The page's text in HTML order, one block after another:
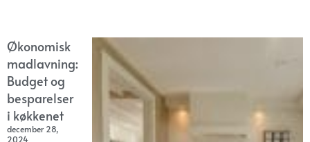
Økonomisk
madlavning:
Budget og
besparelser
i køkkenet
december 28,
2024